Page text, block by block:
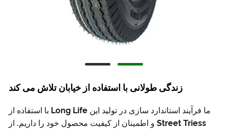
زندگی طولانی با استفاده از خیابان تلاش می کند
ما فرآیند استاندارد سازی در تولید این Long Life با استفاده از
Street Triess و اطمینان از کیفیت محصول خود را داریم. از